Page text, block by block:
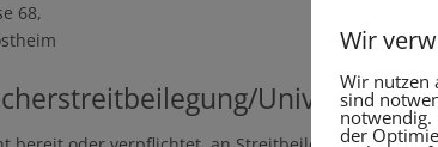
68,
Wir
Wir nutzen
sind
notwendig.
der